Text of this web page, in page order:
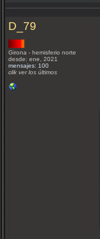
D_79
Girona - hemisferio norte
desde: ene, 2021
mensajes: 100
clik ver los últimos